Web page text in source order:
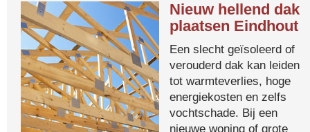
Nieuw hellend dak
plaatsen Eindhout
Een slecht geïsoleerd of
verouderd dak kan leiden
tot warmteverlies, hoge
energiekosten en zelfs
vochtschade. Bij een
nieuwe woning of grote